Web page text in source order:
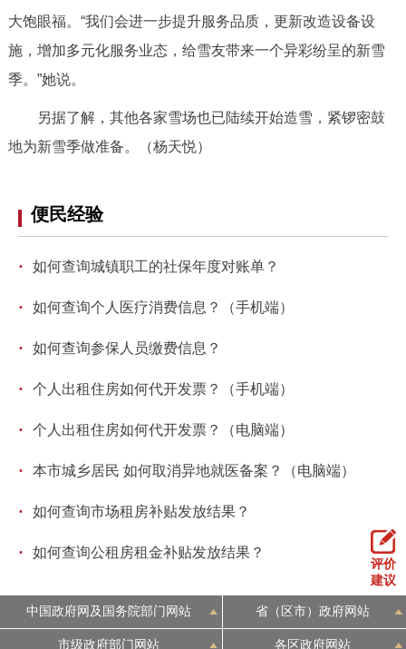
大饱眼福。“我们会进一步提升服务品质，更新改造设备设
施，增加多元化服务业态，给雪友带来一个异彩纷呈的新雪
季。”她说。
另据了解，其他各家雪场也已陆续开始造雪，紧锣密鼓
地为新雪季做准备。（杨天悦）
便民经验
· 如何查询城镇职工的社保年度对账单？
· 如何查询个人医疗消费信息？（手机端）
· 如何查询参保人员缴费信息？
· 个人出租住房如何代开发票？（手机端）
· 个人出租住房如何代开发票？（电脑端）
· 本市城乡居民 如何取消异地就医备案？（电脑端）
· 如何查询市场租房补贴发放结果？
· 如何查询公租房租金补贴发放结果？
评价
建议
中国政府网及国务院部门网站 省（区市）政府网站
市级政府部门网站 各区政府网站